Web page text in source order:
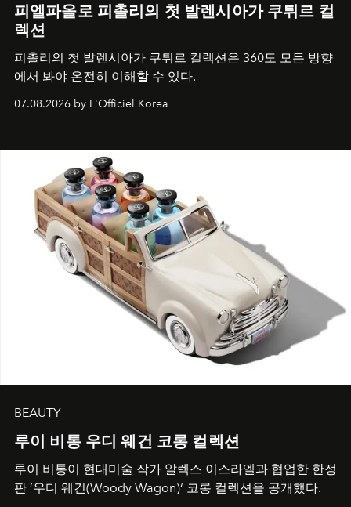
피엘파올로 피촐리의 첫 발렌시아가 쿠튀르 컬
렉션
피촐리의 첫 발렌시아가 쿠튀르 컬렉션은 360도 모든 방향
에서 봐야 온전히 이해할 수 있다.
07.08.2026 by L'Officiel Korea
BEAUTY
루이 비통 우디 웨건 코롱 컬렉션
루이 비통이 현대미술 작가 알렉스 이스라엘과 협업한 한정
판 ’우디 웨건(Woody Wagon)‘ 코롱 컬렉션을 공개했다.